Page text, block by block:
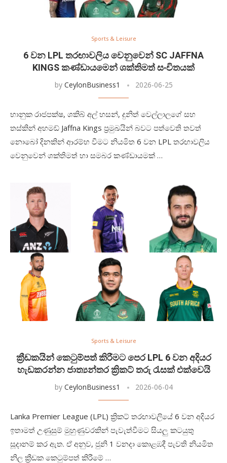
Sports & Leisure
6 වන LPL තරඟාවලිය වෙනුවෙන් SC JAFFNA
KINGS කණ්ඩායමෙන් ශක්තිමත් සංචිතයක්
by CeylonBusiness1 2026-06-25
භානුක රාජපක්ෂ, ශකිබ් අල් හසන්, දුනිත් වෙල්ලාලගේ සහ
තස්කින් අහමඩ් Jaffna Kings ප්‍රමුඛයින් බවට පත්වෙති තවත්
නොබෝ දිනකින් ආරම්භ වීමට නියමිත 6 වන LPL තරඟාවලිය
වෙනුවෙන් ශක්තිමත් හා සමබර කණ්ඩායමක් …
Sports & Leisure
ක්‍රීඩකයින් කෙටුම්පත් කිරීමට පෙර LPL 6 වන අදියර
හැඩකරන්න ජාත්‍යන්තර ක්‍රිකට් තරු රැසක් එක්වෙයි
by CeylonBusiness1 2026-06-04
Lanka Premier League (LPL) ක්‍රිකට් තරඟාවලියේ 6 වන අදියර
ඉතාමත් උණුසුම් මුහුණුවරකින් පැවැත්වීමට සියලු කටයුතු
සූදානම් කර ඇත. ඒ අනුව, ජුනි 1 වනදා කොළඹදී පැවති නියමිත
නිල ක්‍රීඩක කෙටුම්පත් කිරීමේ …